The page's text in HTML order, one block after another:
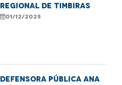
Regional de Timbiras
01/12/2025
Defensora pública Ana